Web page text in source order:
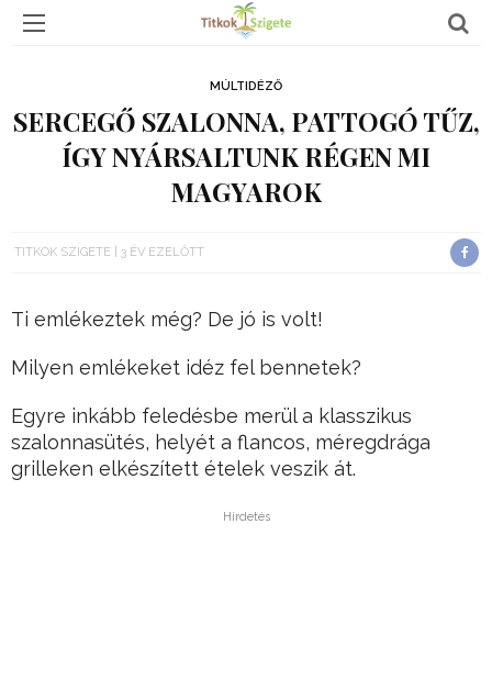
MÚLTIDÉZŐ
SERCEGŐ SZALONNA, PATTOGÓ TŰZ,
ÍGY NYÁRSALTUNK RÉGEN MI
MAGYAROK
TITKOK SZIGETE 3 ÉV EZELŐTT
Ti emlékeztek még? De jó is volt!
Milyen emlékeket idéz fel bennetek?
Egyre inkább feledésbe merül a klasszikus
szalonnasütés, helyét a flancos, méregdrága
grilleken elkészített ételek veszik át.
Hirdetés